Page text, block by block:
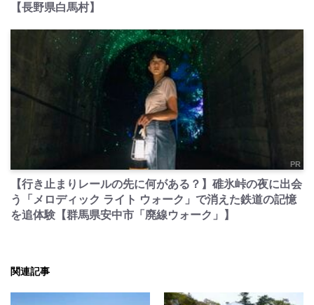
【長野県白馬村】
PR
【行き止まりレールの先に何がある？】碓氷峠の夜に出会
う「メロディック ライト ウォーク」で消えた鉄道の記憶
を追体験【群馬県安中市「廃線ウォーク」】
関連記事